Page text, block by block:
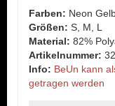
Farben: Neon
Größen: S, M, L
Material: 82%
Artikelnummer:
Info: BeUn kann
getragen werden